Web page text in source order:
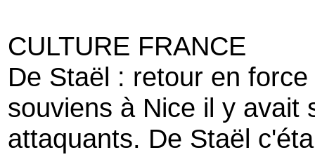
CULTURE FRANCE
De Staël : retour en
souviens à Nice il y avait
attaquants. De Staël